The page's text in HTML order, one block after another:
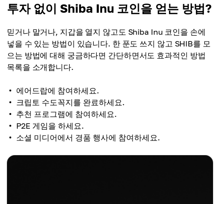
투자 없이 Shiba Inu 코인을 얻는 방법?
믿거나 말거나, 지갑을 열지 않고도 Shiba Inu 코인을 손에
넣을 수 있는 방법이 있습니다. 한 푼도 쓰지 않고 SHIB를 모
으는 방법에 대해 궁금하다면 간단하면서도 효과적인 방법
목록을 소개합니다.
에어드랍에 참여하세요.
크립토 수도꼭지를 완료하세요.
추천 프로그램에 참여하세요.
P2E 게임을 하세요.
소셜 미디어에서 경품 행사에 참여하세요.